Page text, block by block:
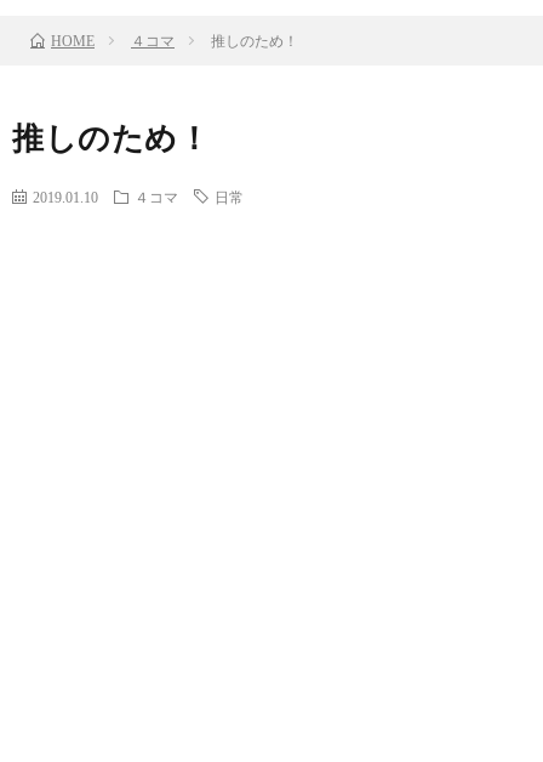
HOME ４コマ 推しのため！
推しのため！
2019.01.10 ４コマ 日常